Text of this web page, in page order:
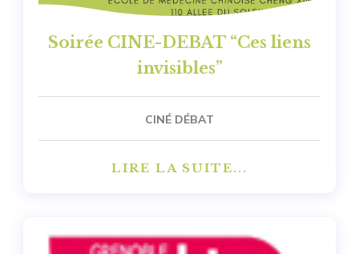
Soirée CINE-DEBAT “Ces liens
invisibles”
CINÉ DÉBAT
LIRE LA SUITE...